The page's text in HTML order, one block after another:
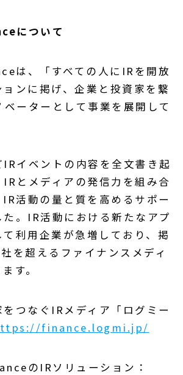
について
は、「すべての人にIRを開放
ンに掲げ、企業と投資家を繋
ベーターとして事業を展開して
イベントの内容を全文書き起
IRとメディアの発信力を組み合
活動の量と質を高めるサポー
た。IR活動における新たなアプ
利用企業が急増しており、掲
を超えるファイナンスメディ
す。
つなぐIRメディア「ログミー
finance.logmi.jp/
のIRソリューション：